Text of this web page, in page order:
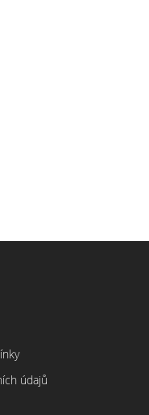
údajů